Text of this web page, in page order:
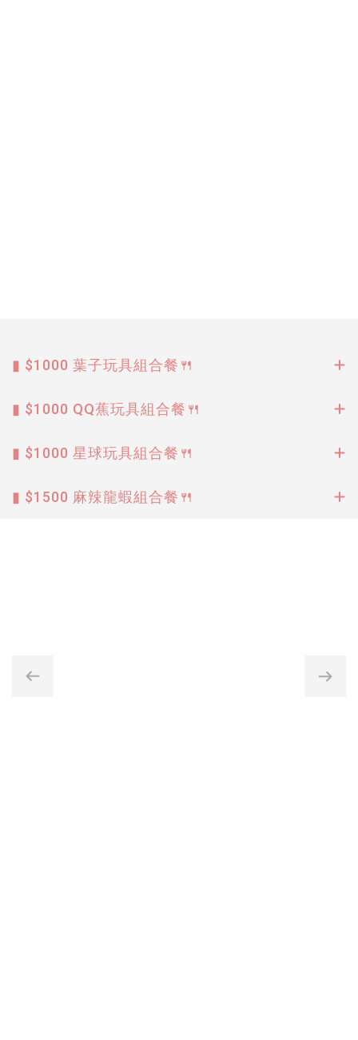
▮ $1000 葉子玩具組合餐🍴
▮ $1000 QQ蕉玩具組合餐🍴
▮ $1000 星球玩具組合餐🍴
▮ $1500 麻辣龍蝦組合餐🍴